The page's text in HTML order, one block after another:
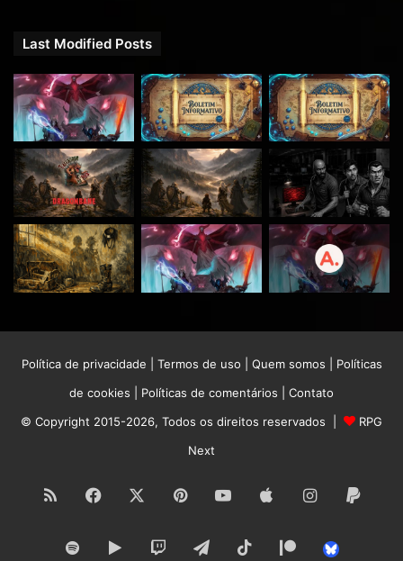
Last Modified Posts
Política de privacidade Termos de uso Quem somos
Políticas
de cookies
Políticas de comentários
Contato
© Copyright 2015-2026, Todos os direitos reservados |
RPG
Next
RSS Facebook PinterestYouTubeAppleInstagram
SpotifyGoogle TwitchTelegramTikTokPatreon